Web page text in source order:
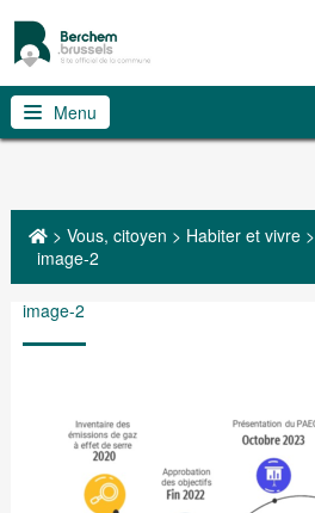
Menu
> Vous, citoyen > Habiter et vivre>
image-2
image-2